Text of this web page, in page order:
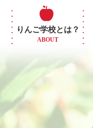
りんご学校とは？
ABOUT